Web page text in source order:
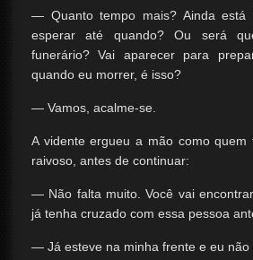
— Quanto tempo mais? Ainda está
esperar até quando? Ou será
funerário? Vai aparecer para
quando eu morrer, é isso?
— Vamos, acalme-se.
A vidente ergueu a mão como
raivoso, antes de continuar:
— Não falta muito. Você vai
já tenha cruzado com essa pessoa
— Já esteve na minha frente e eu não